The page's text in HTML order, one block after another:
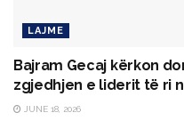
LAJME
Bajram Gecaj kërkon
zgjedhjen e liderit të ri
JUNE 18, 2026